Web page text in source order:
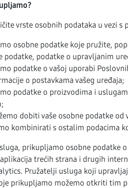
vrste osobnih podataka u vezi s
osobne podatke koje pružite,
podatke, podatke o upravljanim
podatke o vašoj uporabi
o postavkama vašeg uređaja;
podatke o proizvodima i
dobiti vaše osobne podatke
kombinirati s ostalim podacima
prikupljamo osobne podatke
trećih strana i drugih
Pružatelji usluga koji
prikupljamo možemo otkriti tim